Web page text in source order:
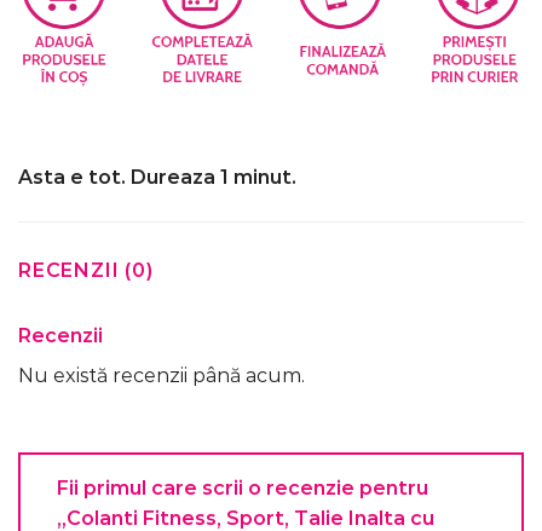
Asta e tot. Dureaza 1 minut.
RECENZII (0)
Recenzii
Nu există recenzii până acum.
Fii primul care scrii o recenzie pentru
„Colanti Fitness, Sport, Talie Inalta cu